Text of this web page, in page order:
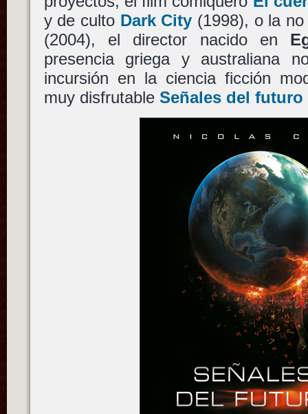
y de culto Dark City (1998), o la
(2004), el director nacido en
presencia griega y australiana
incursión en la ciencia ficción
muy disfrutable Señales del futuro